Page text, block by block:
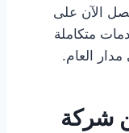
الآن على
على خدمات متكاملة
العام.
شركة